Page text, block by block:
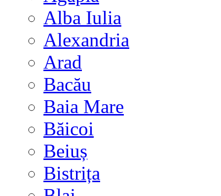
Alba Iulia
Alexandria
Arad
Bacău
Baia Mare
Băicoi
Beiuș
Bistrița